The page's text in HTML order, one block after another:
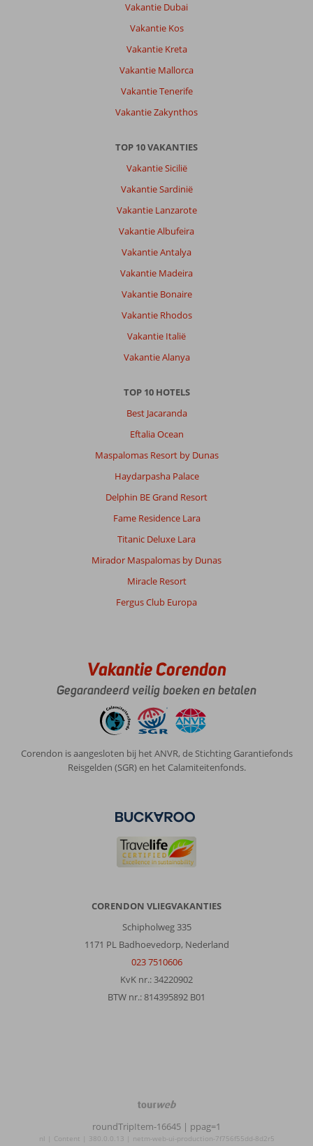
Vakantie Dubai
Vakantie Kos
Vakantie Kreta
Vakantie Mallorca
Vakantie Tenerife
Vakantie Zakynthos
TOP 10 VAKANTIES
Vakantie Sicilië
Vakantie Sardinië
Vakantie Lanzarote
Vakantie Albufeira
Vakantie Antalya
Vakantie Madeira
Vakantie Bonaire
Vakantie Rhodos
Vakantie Italië
Vakantie Alanya
TOP 10 HOTELS
Best Jacaranda
Eftalia Ocean
Maspalomas Resort by Dunas
Haydarpasha Palace
Delphin BE Grand Resort
Fame Residence Lara
Titanic Deluxe Lara
Mirador Maspalomas by Dunas
Miracle Resort
Fergus Club Europa
Vakantie Corendon
Gegarandeerd veilig boeken en betalen
Corendon is aangesloten bij het ANVR, de Stichting Garantiefonds
Reisgelden (SGR) en het Calamiteitenfonds.
CORENDON VLIEGVAKANTIES
Schipholweg 335
1171 PL Badhoevedorp, Nederland
023 7510606
KvK nr.: 34220902
BTW nr.: 814395892 B01
TourWeb
©
NetMatch
roundTripItem-16645 | ppag=1
nl | Content | 380.0.0.13 | netm-web-ui-production-7f756f55dd-8d2r5